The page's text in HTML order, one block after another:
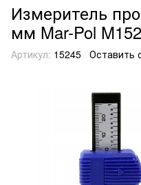
Измеритель
мм Mar-Pol
Артикул: 15245 Оставить